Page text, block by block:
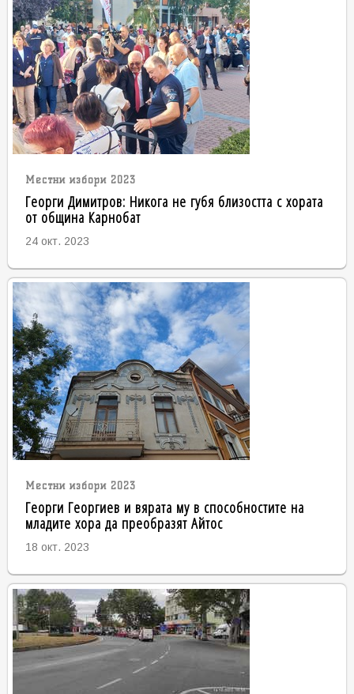
Местни избори 2023
Георги Димитров: Никога не губя близостта с хората
от община Карнобат
24 окт. 2023
Местни избори 2023
Георги Георгиев и вярата му в способностите на
младите хора да преобразят Айтос
18 окт. 2023